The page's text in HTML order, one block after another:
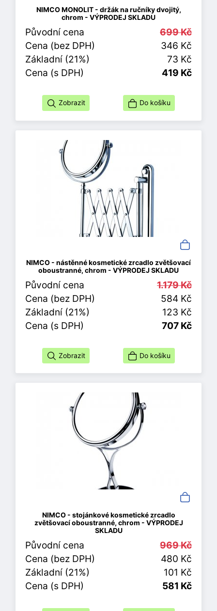
NIMCO MONOLIT - držák na ručníky dvojitý,
chrom - VÝPRODEJ SKLADU
Původní cena
699 Kč
Cena (bez DPH)
346 Kč
Základní (21%)
73 Kč
Cena (s DPH)
419 Kč
Zobrazit Do košíku
NIMCO - nástěnné kosmetické zrcadlo zvětšovací
oboustranné, chrom - VÝPRODEJ SKLADU
Původní cena
1.179 Kč
Cena (bez DPH)
584 Kč
Základní (21%)
123 Kč
Cena (s DPH)
707 Kč
Zobrazit Do košíku
NIMCO - stojánkové kosmetické zrcadlo
zvětšovací oboustranné, chrom - VÝPRODEJ
SKLADU
Původní cena
969 Kč
Cena (bez DPH)
480 Kč
Základní (21%)
101 Kč
Cena (s DPH)
581 Kč